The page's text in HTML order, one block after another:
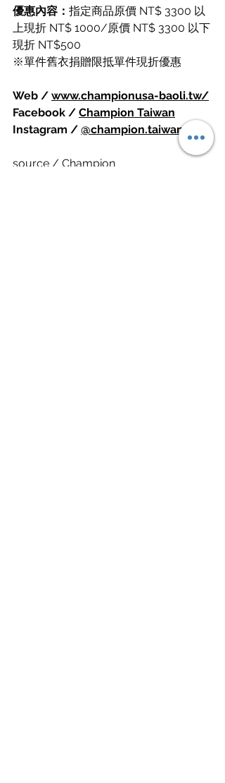
優惠內容： 指定商品原價 NT$ 3300 以
上現折 NT$ 1000/原價 NT$ 3300 以下
現折 NT$500
※單件舊衣捐贈限抵單件現折優惠
Web / www.championusa-baoli.tw/
Facebook / Champion Taiwan
Instagram / @champion.taiwan
source / Champion